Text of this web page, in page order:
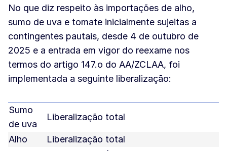
No que diz respeito às importações de alho,
sumo de uva e tomate inicialmente sujeitas a
contingentes pautais, desde 4 de outubro de
2025 e a entrada em vigor do reexame nos
termos do artigo 147.o do AA/ZCLAA, foi
implementada a seguinte liberalização:
Sumo
de uva
Liberalização total
Alho
Liberalização total